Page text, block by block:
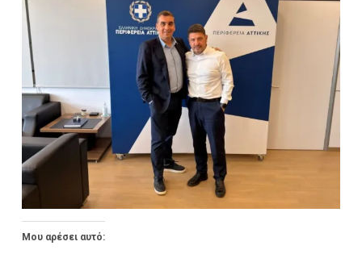
Μου αρέσει αυτό: